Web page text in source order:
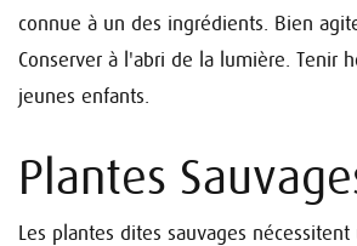
connue à un des ingrédients. Bien
Conserver à l'abri de la lumière. Tenir
jeunes enfants.
Plantes
Les plantes dites sauvages